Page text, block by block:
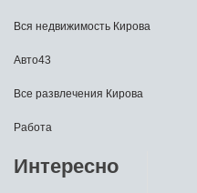
Вся недвижимость Кирова
Авто43
Все развлечения Кирова
Работа
Интересно